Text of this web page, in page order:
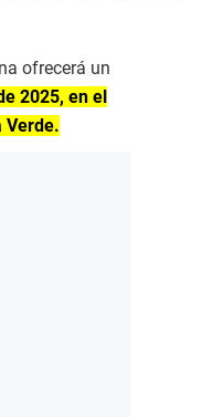
ofrecerá un
2025, en el
Verde.